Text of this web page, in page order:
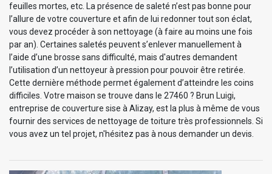
feuilles mortes, etc. La présence de saleté n’est pas bonne pour
l’allure de votre couverture et afin de lui redonner tout son éclat,
vous devez procéder à son nettoyage (à faire au moins une fois
par an). Certaines saletés peuvent s’enlever manuellement à
l’aide d’une brosse sans difficulté, mais d'autres demandent
l’utilisation d’un nettoyeur à pression pour pouvoir être retirée.
Cette dernière méthode permet également d’atteindre les coins
difficiles. Votre maison se trouve dans le 27460 ? Brun Luigi,
entreprise de couverture sise à Alizay, est la plus à même de vous
fournir des services de nettoyage de toiture très professionnels. Si
vous avez un tel projet, n'hésitez pas à nous demander un devis.